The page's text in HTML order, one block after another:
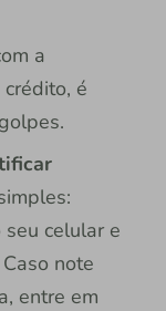
a
é
seu celular e
note
entre em